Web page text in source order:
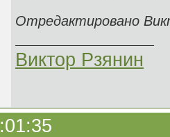
Отредактировано
Виктор Рзянин